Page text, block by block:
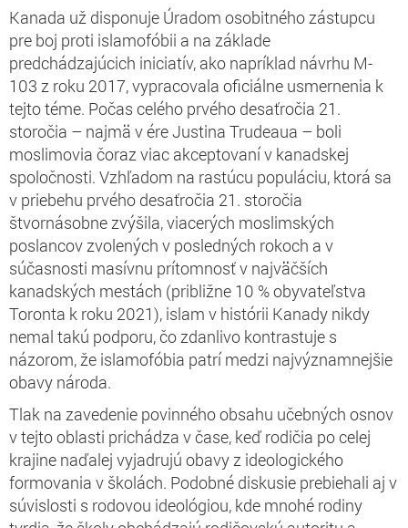
Kanada už disponuje Úradom osobitného zástupcu
pre boj proti islamofóbii a na základe
predchádzajúcich iniciatív, ako napríklad návrhu M-
103 z roku 2017, vypracovala oficiálne usmernenia k
tejto téme. Počas celého prvého desaťročia 21.
storočia – najmä v ére Justina Trudeaua – boli
moslimovia čoraz viac akceptovaní v kanadskej
spoločnosti. Vzhľadom na rastúcu populáciu, ktorá sa
v priebehu prvého desaťročia 21. storočia
štvornásobne zvýšila, viacerých moslimských
poslancov zvolených v posledných rokoch a v
súčasnosti masívnu prítomnosť v najväčších
kanadských mestách (približne 10 % obyvateľstva
Toronta k roku 2021), islam v histórii Kanady nikdy
nemal takú podporu, čo zdanlivo kontrastuje s
názorom, že islamofóbia patrí medzi najvýznamnejšie
obavy národa.
Tlak na zavedenie povinného obsahu učebných osnov
v tejto oblasti prichádza v čase, keď rodičia po celej
krajine naďalej vyjadrujú obavy z ideologického
formovania v školách. Podobné diskusie prebiehali aj v
súvislosti s rodovou ideológiou, kde mnohé rodiny